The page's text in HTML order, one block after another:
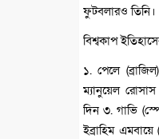
ফুটবলারও তিনি।
বিশ্বকাপ
১. পেলে
ম্যানুয়েল
দিন ৩. গাভি
ইব্রাহিম